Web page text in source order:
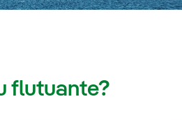
flutuante?